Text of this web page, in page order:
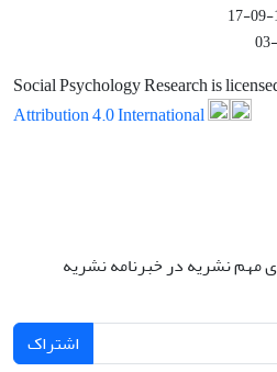
Social Psychology Research is
Attribution 4.0 International
مهم نشریه در خبرنامه نشریه
اشتراک